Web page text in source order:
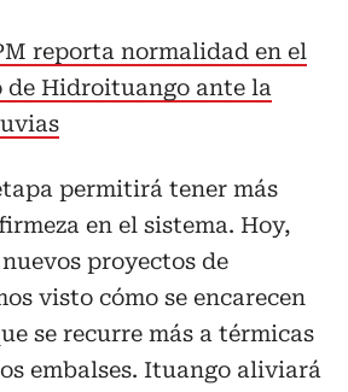
reporta normalidad en el
Hidroituango ante la
permitirá tener más
en el sistema. Hoy,
proyectos de
visto cómo se encarecen
se recurre más a térmicas
embalses. Ituango aliviará